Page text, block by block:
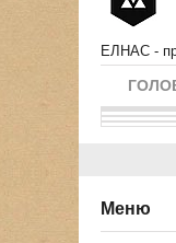
ЕЛНАС -